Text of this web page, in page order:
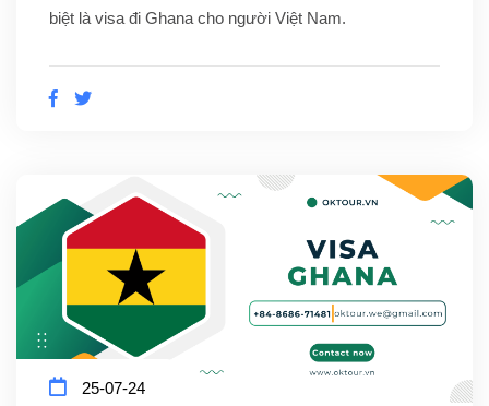
biệt là visa đi Ghana cho người Việt Nam.
25-07-24